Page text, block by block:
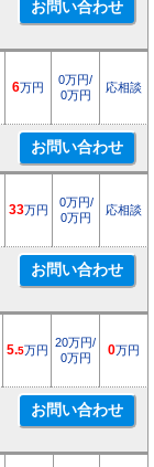
6万円
0万円/
0万円
応相談
33万円
0万円/
0万円
応相談
5.5万円
20万円/
0万円
0万円